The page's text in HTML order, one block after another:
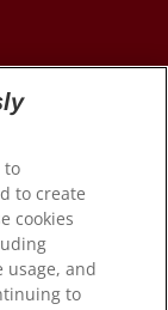
to
to create
cookies
usage, and
to